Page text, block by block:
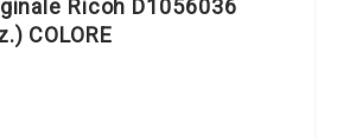
Ricoh D1056036
COLORE